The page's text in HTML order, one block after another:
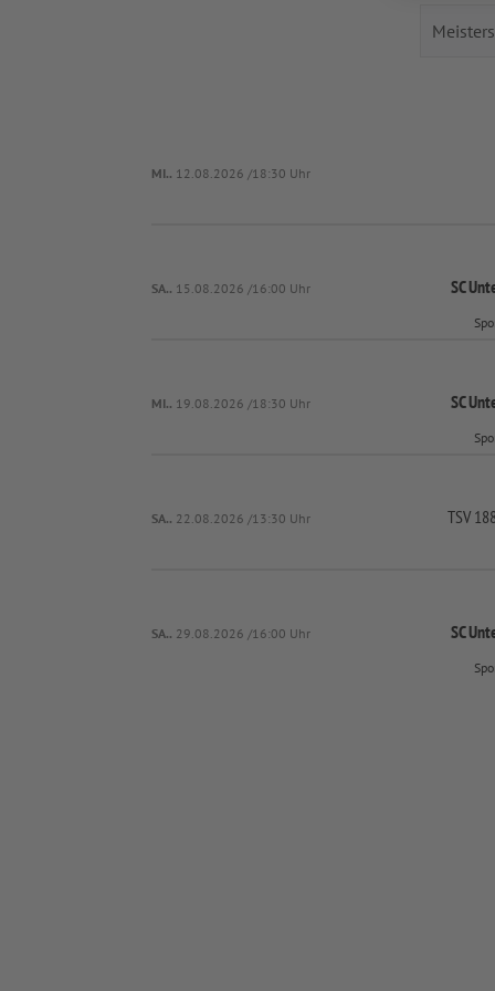
MI.. 12.08.2026 /18:30 Uhr
SA.. 15.08.2026 /16:00 Uhr SC
MI.. 19.08.2026 /18:30 Uhr SC
SA.. 22.08.2026 /13:30 Uhr TSV
SA.. 29.08.2026 /16:00 Uhr SC